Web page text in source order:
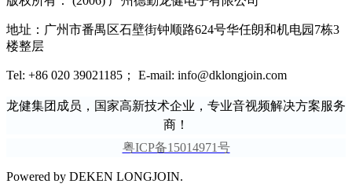
地址：广州市番禺区石壁街钟顺路624号华任朗和机电园7栋3
楼整层
Tel: +86 020 39021185； E-mail: info@dklongjoin.com
龙健集团成员，国家高新技术企业，专业音视频解决方案服务
商！
粤ICP备15014971号
Powered by DEKEN LONGJOIN.